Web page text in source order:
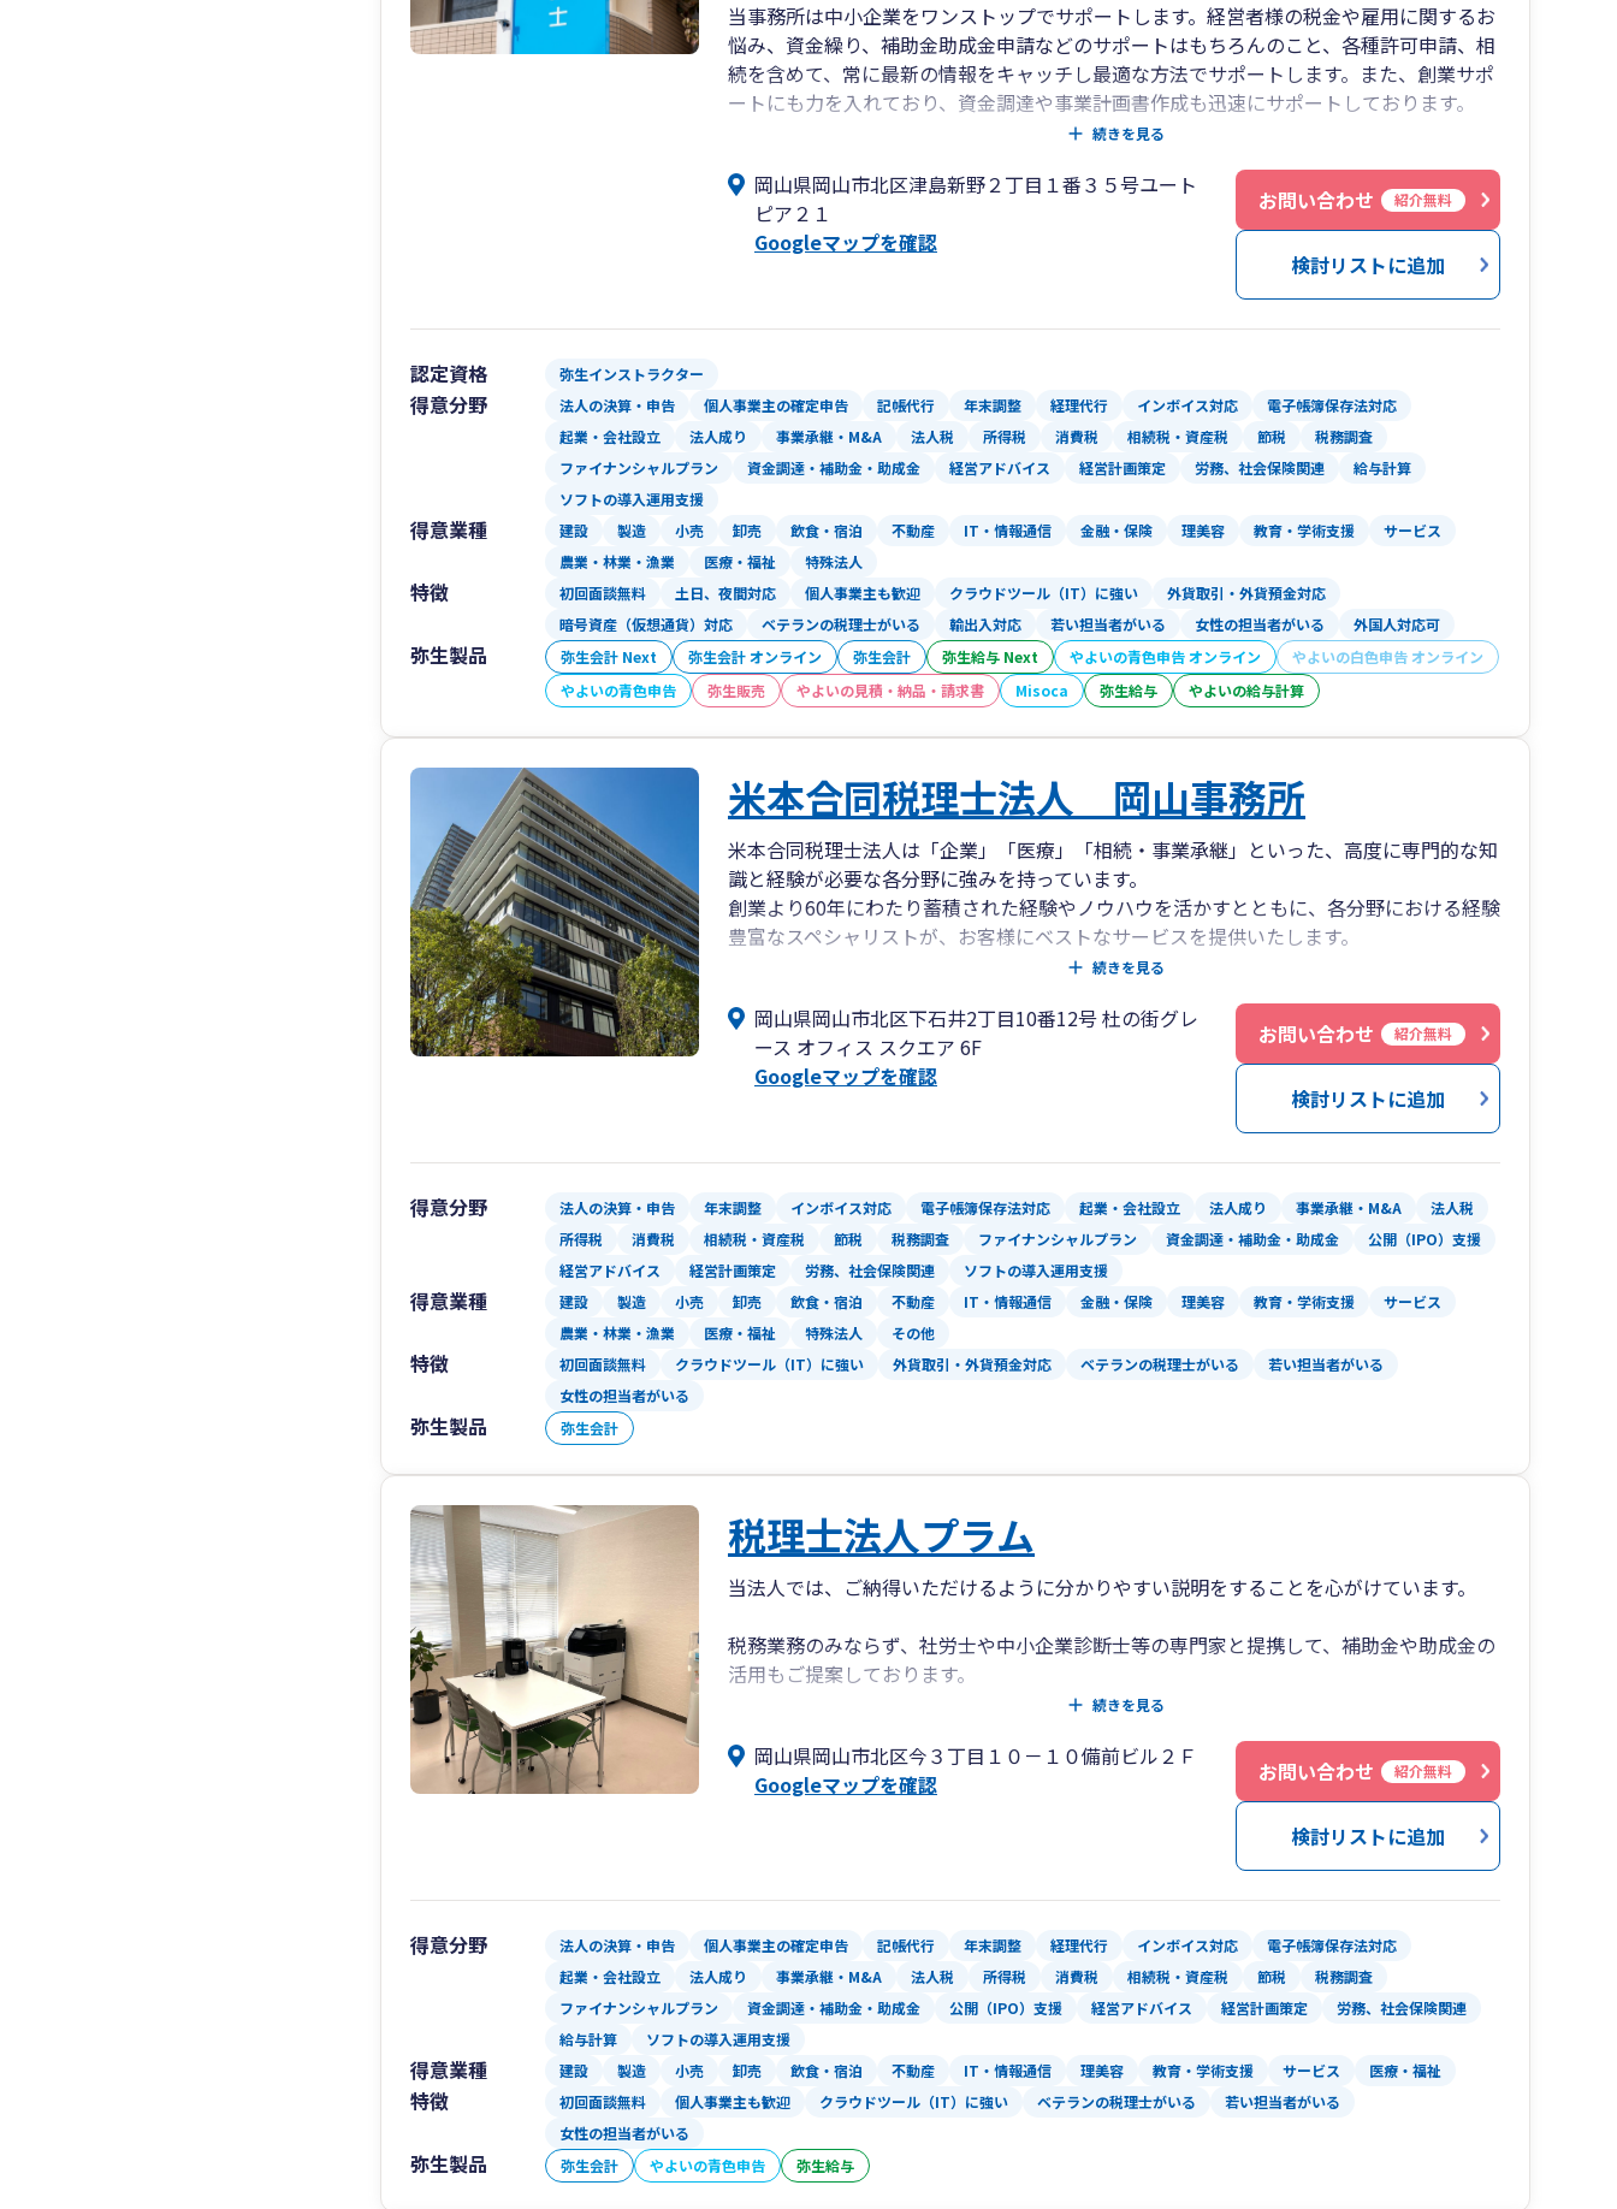
当事務所は中小企業をワンストップでサポートします。経営者様の税金や雇用に関するお
悩み、資金繰り、補助金助成金申請などのサポートはもちろんのこと、各種許可申請、相
続を含めて、常に最新の情報をキャッチし最適な方法でサポートします。また、創業サポ
ートにも力を入れており、資金調達や事業計画書作成も迅速にサポートしております。
「中小企業のベストパートナー」として、経営者様にとことん向き合い、互いに切磋琢磨
（現Panasonic創業者）の言葉があります。私腹を肥やすのではなく、地域社会に貢献し
ていくことが自企業発展の一番の近道であると考え、日々の業務に励んでおります。生ま
れ育った岡山から日本全国を元気にしていきます！
続きを見る
岡山県岡山市北区津島新野２丁目１番３５号ユート
ピア２１
Googleマップを確認
お問い合わせ 紹介無料
検討リストに追加
認定資格 弥生インストラクター
得意分野 法人の決算・申告 個人事業主の確定申告 記帳代行 年末調整 経理代行 インボイス対応
電子帳簿保存法対応
起業・会社設立
法人成り 事業承継・M&A 法人税 所得税 消費税 相続税・資産税 節税
税務調査
ファイナンシャルプラン
資金調達・補助金・助成金 経営アドバイス 経営計画策定 労務、社会保険関連
給与計算
ソフトの導入運用支援
得意業種 建設 製造 小売 卸売 飲食・宿泊 不動産 IT・情報通信 金融・保険 理美容 教育・学術支援
サービス
農業・林業・漁業
医療・福祉 特殊法人
特徴 初回面談無料 土日、夜間対応 個人事業主も歓迎 クラウドツール（IT）に強い
外貨取引・外貨預金対応
暗号資産（仮想通貨）対応
ベテランの税理士がいる 輸出入対応 若い担当者がいる 女性の担当者がいる 外国人対応可
弥生製品 弥生会計 Next 弥生会計 オンライン 弥生会計 弥生給与 Next やよいの青色申告 オンライン
やよいの白色申告 オンライン
やよいの青色申告
弥生販売 やよいの見積・納品・請求書 Misoca 弥生給与 やよいの給与計算
米本合同税理士法人 岡山事務所
米本合同税理士法人は「企業」「医療」「相続・事業承継」といった、高度に専門的な知
識と経験が必要な各分野に強みを持っています。
創業より60年にわたり蓄積された経験やノウハウを活かすとともに、各分野における経験
豊富なスペシャリストが、お客様にベストなサービスを提供いたします。
身、みどり合同会計）として開業し、
2012年7月に米本合同税理士法人へ事業譲渡を行いました。現在は「杜の街グレース オフ
ィス スクエア」に事務所がございます。
岡山事務所スタッフの平均年齢は30代と若いメンバーが多く中四国エリア全域に関与先を
有しており、県内・県外問わず、毎月の訪問に加え、オンラインサービス等を利用した迅
速な対応を心掛けております。
岡山事務所では、中長期計画の策定支援により事業計画を更に具体化し、面談時には対計
画比で損益・貸借及びキャッシュフローを確認する事で、より正確な現状報告・決算予測
が可能になり、多くの関与先様よりご好評いただいております。
また、資産税に特化した税理士による相続対策及び事業承継対策を実施し、法人・個人に
スを、経験豊富なスタッフが提供しています。
続きを見る
岡山県岡山市北区下石井2丁目10番12号 杜の街グレ
ース オフィス スクエア 6F
Googleマップを確認
お問い合わせ 紹介無料
検討リストに追加
得意分野 法人の決算・申告 年末調整 インボイス対応 電子帳簿保存法対応 起業・会社設立 法人成り 事業承継・M&A
法人税
所得税
消費税 相続税・資産税 節税 税務調査 ファイナンシャルプラン 資金調達・補助金・助成金
公開（IPO）支援
経営アドバイス
経営計画策定 労務、社会保険関連 ソフトの導入運用支援
得意業種 建設 製造 小売 卸売 飲食・宿泊 不動産 IT・情報通信 金融・保険 理美容 教育・学術支援
サービス
農業・林業・漁業
医療・福祉 特殊法人 その他
特徴 初回面談無料 クラウドツール（IT）に強い 外貨取引・外貨預金対応 ベテランの税理士がいる
若い担当者がいる
女性の担当者がいる
弥生製品 弥生会計
税理士法人プラム
当法人では、ご納得いただけるように分かりやすい説明をすることを心がけています。
税務業務のみならず、社労士や中小企業診断士等の専門家と提携して、補助金や助成金の
活用もご提案しております。
また経営計画の策定や、売上や利益の改善のための予算策定、黒字化に向けての各種分析
クラウド会計の導入による経理業務や給与計算の効率化の支援も実施しており、記帳代行
続きを見る
岡山県岡山市北区今３丁目１０－１０備前ビル２Ｆ
Googleマップを確認
お問い合わせ 紹介無料
検討リストに追加
得意分野 法人の決算・申告 個人事業主の確定申告 記帳代行 年末調整 経理代行 インボイス対応
電子帳簿保存法対応
起業・会社設立
法人成り 事業承継・M&A 法人税 所得税 消費税 相続税・資産税 節税
税務調査
ファイナンシャルプラン
資金調達・補助金・助成金 公開（IPO）支援 経営アドバイス 経営計画策定
労務、社会保険関連
給与計算
ソフトの導入運用支援
得意業種 建設 製造 小売 卸売 飲食・宿泊 不動産 IT・情報通信 理美容 教育・学術支援 サービス 医療・福祉
特徴 初回面談無料 個人事業主も歓迎 クラウドツール（IT）に強い ベテランの税理士がいる
若い担当者がいる
女性の担当者がいる
弥生製品 弥生会計 やよいの青色申告 弥生給与